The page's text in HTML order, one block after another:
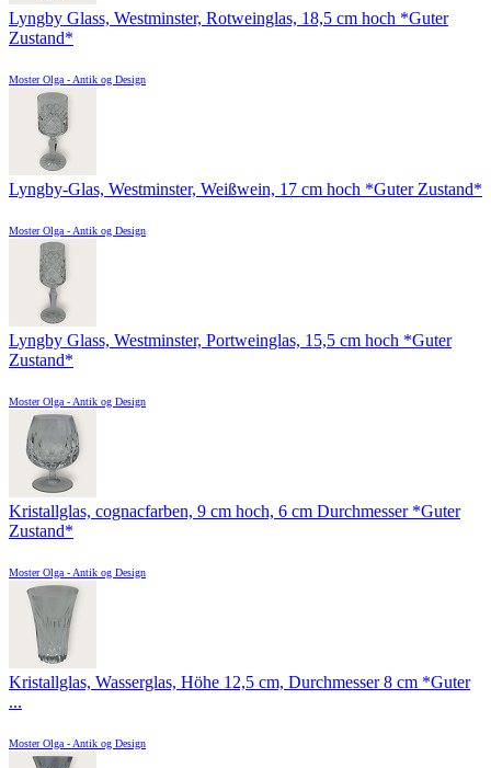
Lyngby Glass, Westminster, Rotweinglas, 18,5 cm hoch *Guter
Zustand*
Moster Olga - Antik og Design
Lyngby-Glas, Westminster, Weißwein, 17 cm hoch *Guter Zustand*
Moster Olga - Antik og Design
Lyngby Glass, Westminster, Portweinglas, 15,5 cm hoch *Guter
Zustand*
Moster Olga - Antik og Design
Kristallglas, cognacfarben, 9 cm hoch, 6 cm Durchmesser *Guter
Zustand*
Moster Olga - Antik og Design
Kristallglas, Wasserglas, Höhe 12,5 cm, Durchmesser 8 cm *Guter
...
Moster Olga - Antik og Design